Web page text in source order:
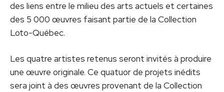
des liens entre le milieu des arts actuels et certaines
des 5 000 œuvres faisant partie de la Collection
Loto-Québec.
Les quatre artistes retenus seront invités à produire
une œuvre originale. Ce quatuor de projets inédits
sera joint à des œuvres provenant de la Collection